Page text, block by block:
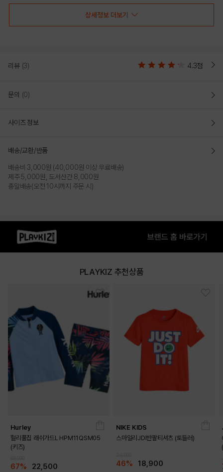
상세정보 더보기
리뷰 (3) 4.3점
문의 (0)
사이즈 정보
배송/교환/반품
배송비 3,000원 (40,000원 이상 무료배송)
제주 5,000원, 도서산간 8,000원
총알배송(오전 10시까지 주문 시)
PLAYKIZ 추천상품
Hurley
헐리풀집 래쉬가드L HPM11QSM05
(키즈)
67% 22,500
NIKE KIDS
스마일리JDI반팔티셔츠 (토들러)
46% 18,900